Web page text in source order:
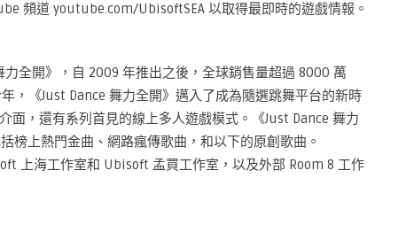
頻道 youtube.com/UbisoftSEA 以取得最即時的遊戲情報。
全開》，自 2009 年推出之後，全球銷售量超過 8000 萬
，《Just Dance 舞力全開》邁入了成為隨選跳舞平台的新時
面，還有系列首見的線上多人遊戲模式。《Just Dance 舞力
榜上熱門金曲、網路瘋傳歌曲，和以下的原創歌曲。
上海工作室和 Ubisoft 孟買工作室，以及外部 Room 8 工作